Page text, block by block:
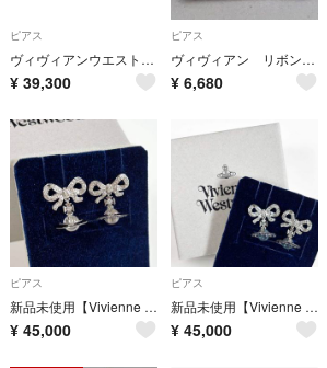
ピアス
ヴィヴィアンウエストウッド Vivienne Westwood NEW PETITE ORB ピアス ジュエリー GP（ゴールドメッキ） ラインストーン レディース シルバー系 / マルチカラー 62020032P019 【新品】
¥ 39,300
ピアス
ヴィヴィアン リボン ミニオーブ ピアス
¥ 6,680
ピアス
新品未使用【Vivienne Westwood】Octavie ピアス
¥ 45,000
ピアス
新品未使用【Vivienne Westwood】Octavie ピアス
¥ 45,000